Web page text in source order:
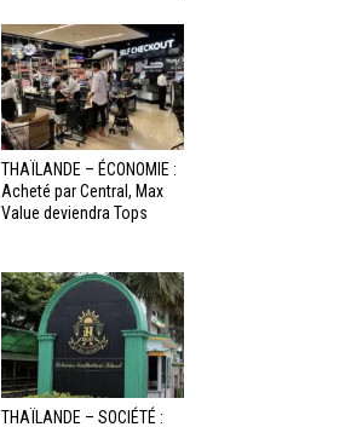
THAÏLANDE – ÉCONOMIE :
Acheté par Central, Max
Value deviendra Tops
THAÏLANDE – SOCIÉTÉ :